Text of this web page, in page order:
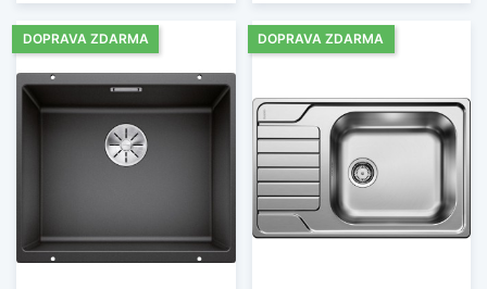
DOPRAVA ZDARMA DOPRAVA ZDARMA